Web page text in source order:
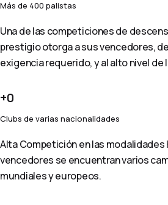
Más de 400 palistas
Una de las competiciones de
prestigio otorga a sus vencedores,
exigencia requerido, y al alto nivel de
0
Clubs de varias nacionalidades
Alta Competición en las modalidades
vencedores se encuentran varios
mundiales y europeos.